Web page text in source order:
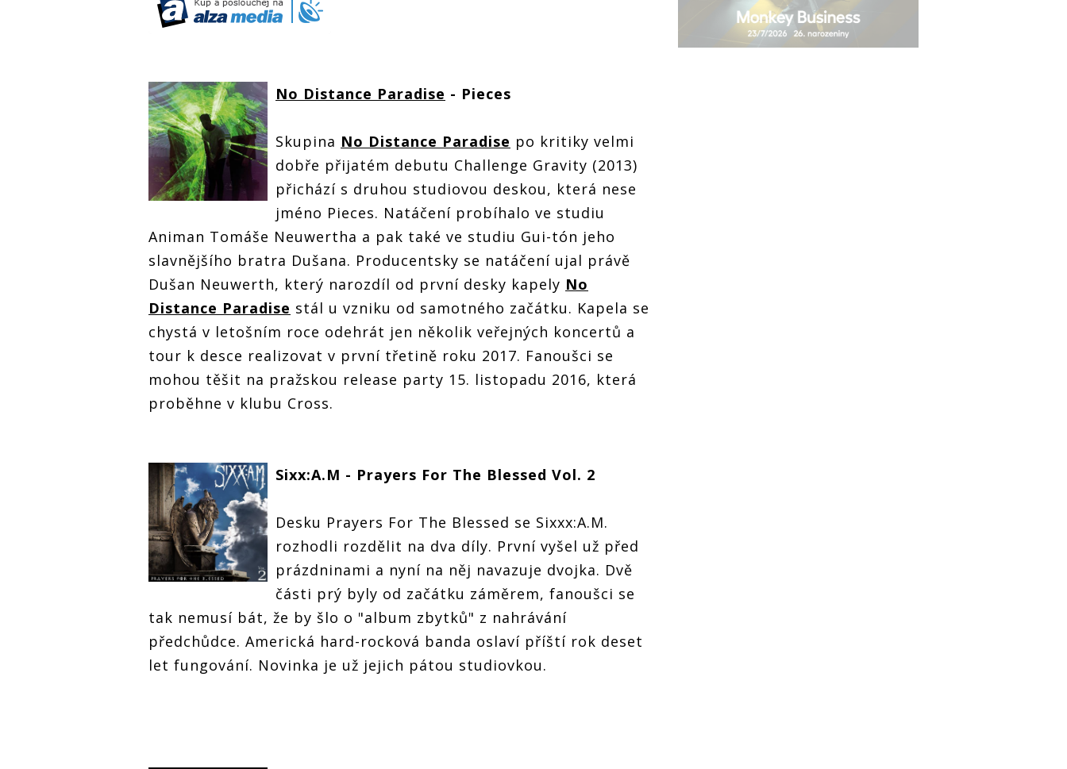
No Distance Paradise - Pieces
Skupina No Distance Paradise po kritiky velmi
dobře přijatém debutu Challenge Gravity (2013)
přichází s druhou studiovou deskou, která nese
jméno Pieces. Natáčení probíhalo ve studiu
Animan Tomáše Neuwertha a pak také ve studiu Gui-tón jeho
slavnějšího bratra Dušana. Producentsky se natáčení ujal právě
Dušan Neuwerth, který narozdíl od první desky kapely No
Distance Paradise stál u vzniku od samotného začátku. Kapela se
chystá v letošním roce odehrát jen několik veřejných koncertů a
tour k desce realizovat v první třetině roku 2017. Fanoušci se
mohou těšit na pražskou release party 15. listopadu 2016, která
proběhne v klubu Cross.
Sixx:A.M - Prayers For The Blessed Vol. 2
Desku Prayers For The Blessed se Sixxx:A.M.
rozhodli rozdělit na dva díly. První vyšel už před
prázdninami a nyní na něj navazuje dvojka. Dvě
části prý byly od začátku záměrem, fanoušci se
tak nemusí bát, že by šlo o "album zbytků" z nahrávání
předchůdce. Americká hard-rocková banda oslaví příští rok deset
let fungování. Novinka je už jejich pátou studiovkou.